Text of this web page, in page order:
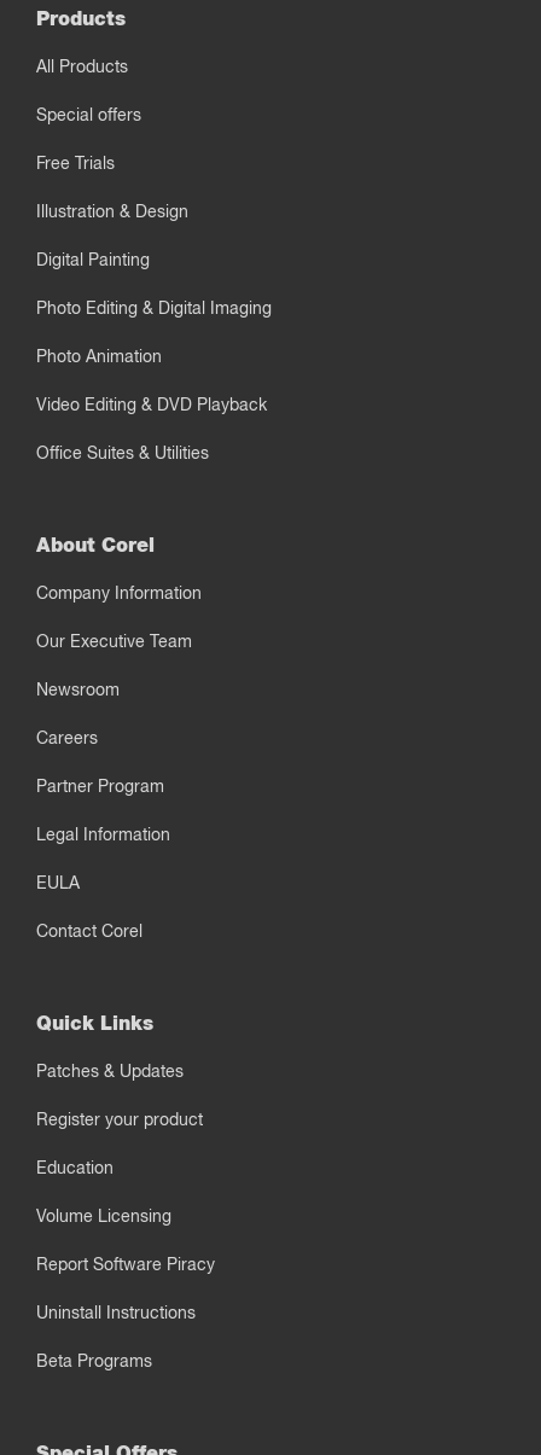
Products
All Products
Special offers
Free Trials
Illustration & Design
Digital Painting
Photo Editing & Digital Imaging
Photo Animation
Video Editing & DVD Playback
Office Suites & Utilities
About Corel
Company Information
Our Executive Team
Newsroom
Careers
Partner Program
Legal Information
EULA
Contact Corel
Quick Links
Patches & Updates
Register your product
Education
Volume Licensing
Report Software Piracy
Uninstall Instructions
Beta Programs